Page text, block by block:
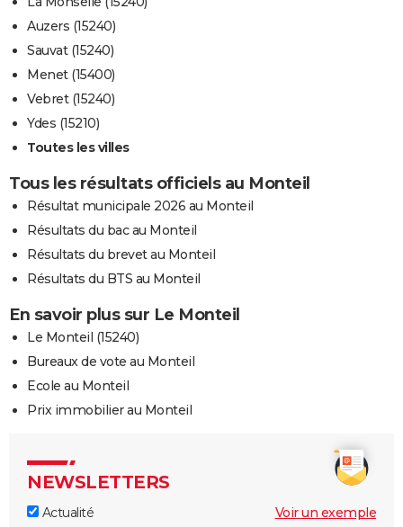
Auzers (15240)
Sauvat (15240)
Menet (15400)
Vebret (15240)
Ydes (15210)
Toutes les villes
Tous les résultats officiels au Monteil
Résultat municipale 2026 au Monteil
Résultats du bac au Monteil
Résultats du brevet au Monteil
Résultats du BTS au Monteil
En savoir plus sur Le Monteil
Le Monteil (15240)
Bureaux de vote au Monteil
Ecole au Monteil
Prix immobilier au Monteil
NEWSLETTERS
Actualité
Voir un exemple